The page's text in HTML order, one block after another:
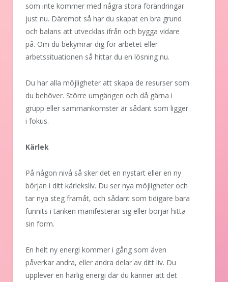
som inte kommer med några stora förändringar
just nu. Däremot så har du skapat en bra grund
och balans att utvecklas ifrån och bygga vidare
på. Om du bekymrar dig för arbetet eller
arbetssituationen så hittar du en lösning nu.
Du har alla möjligheter att skapa de resurser som
du behöver. Större umgängen och då gärna i
grupp eller sammankomster är sådant som ligger
i fokus.
Kärlek
På någon nivå så sker det en nystart eller en ny
början i ditt kärleksliv. Du ser nya möjligheter och
tar nya steg framåt, och sådant som tidigare bara
funnits i tanken manifesterar sig eller börjar hitta
sin form.
En helt ny energi kommer i gång som även
påverkar andra, eller andra delar av ditt liv. Du
upplever en härlig energi där du känner att det